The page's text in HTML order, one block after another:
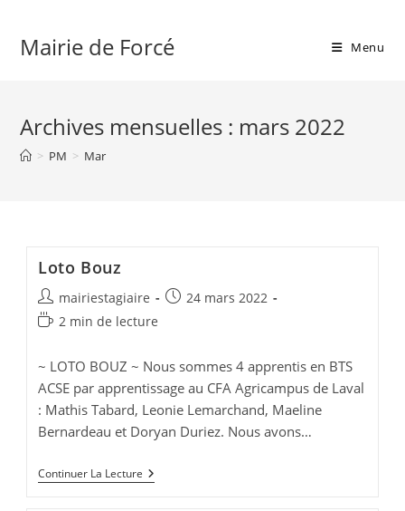
contentMairie de Forcé Menu
Archives mensuelles : mars 2022
> PM > Mar
Loto Bouz
Auteur/autrice
de
mairiestagiaire
Publication
24 mars 2022
Temps
lecture :
2 min de lecture
~ LOTO BOUZ ~ Nous sommes 4 apprentis en BTS
ACSE par apprentissage au CFA Agricampus de Laval
: Mathis Tabard, Leonie Lemarchand, Maeline
Bernardeau et Doryan Duriez. Nous avons…
Continuer La Lecture Loto
Bouz